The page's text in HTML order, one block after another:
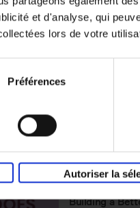
et d'analyse, qui
lors de votre
Préférences
Autoriser la
Digital
Does
Building a